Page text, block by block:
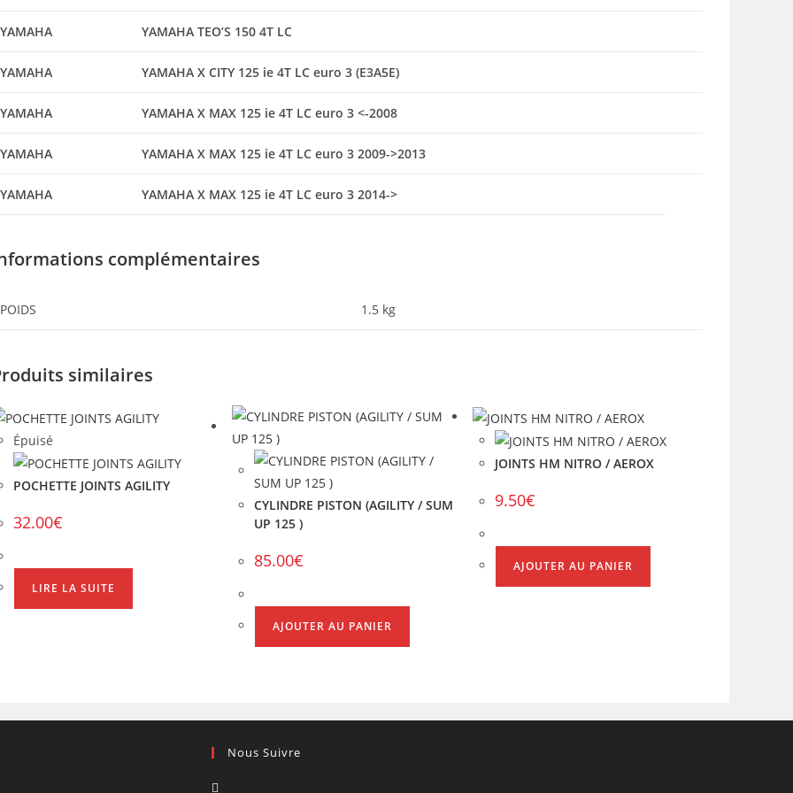
YAMAHA YAMAHA TEO’S 150 4T LC
YAMAHA YAMAHA X CITY 125 ie 4T LC euro 3 (E3A5E)
YAMAHA YAMAHA X MAX 125 ie 4T LC euro 3 <-2008
YAMAHA YAMAHA X MAX 125 ie 4T LC euro 3 2009->2013
YAMAHA YAMAHA X MAX 125 ie 4T LC euro 3 2014->
complémentaires
POIDS 1.5 kg
similaires
Épuisé
POCHETTE JOINTS AGILITY
32.00€
LIRE LA SUITE
CYLINDRE PISTON (AGILITY / SUM
UP 125 )
85.00€
AJOUTER AU PANIER
JOINTS HM NITRO / AEROX
9.50€
AJOUTER AU PANIER
Nous Suivre